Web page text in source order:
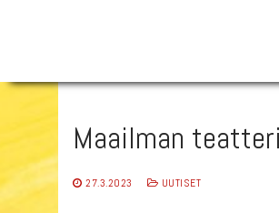
Maailman
27.3.2023 UUTISET